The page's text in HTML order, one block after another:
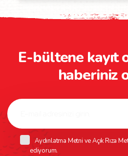
E-bültene kayıt
haberiniz
Aydınlatma Metni veAçık Rıza
ediyorum.